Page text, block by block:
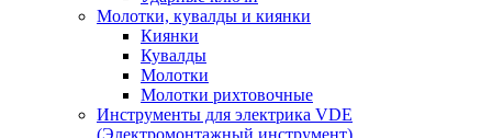
Молотки, кувалды и киянки
Киянки
Кувалды
Молотки
Молотки рихтовочные
Инструменты для электрика VDE
(Электромонтажный инструмент)